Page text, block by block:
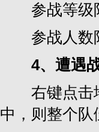
参战等级限
参战人数
4、遭遇
右键点击地
中，则整个